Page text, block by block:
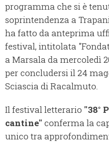
programma che si è
soprintendenza a
ha fatto da anteprima
festival, intitolata
a Marsala da mercoledì
per concludersi il 24
Sciascia di Racalmuto.
Il festival letterario "38°
cantine" conferma la
unico tra